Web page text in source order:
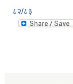
८२/८३